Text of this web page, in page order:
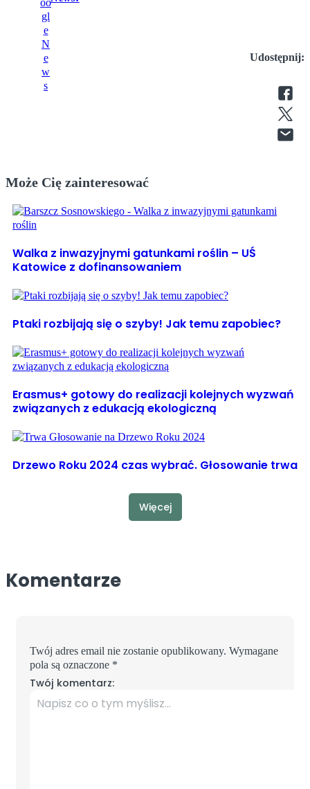
Udostępnij:
Może Cię zainteresować
Walka z inwazyjnymi gatunkami roślin – UŚ
Katowice z dofinansowaniem
Ptaki rozbijają się o szyby! Jak temu zapobiec?
Erasmus+ gotowy do realizacji kolejnych wyzwań
związanych z edukacją ekologiczną
Drzewo Roku 2024 czas wybrać. Głosowanie trwa
Więcej
Komentarze
Twój adres email nie zostanie opublikowany. Wymagane
pola są oznaczone *
Twój komentarz: